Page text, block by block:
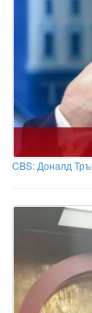
CBS: Доналд